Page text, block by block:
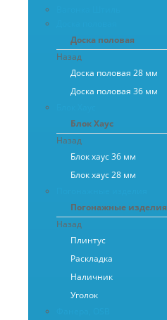
Доска половая
Назад
Доска половая 28 мм
Доска половая 36 мм
Блок Хаус
Назад
Блок хаус 36 мм
Блок хаус 28 мм
Погонажные изделия
Назад
Плинтус
Раскладка
Наличник
Уголок